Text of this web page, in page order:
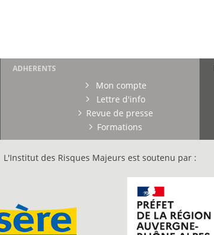
ADHERENTS
Mon compte
Lettre d'info
Revue de presse
Formations
L'Institut des Risques Majeurs est soutenu par :